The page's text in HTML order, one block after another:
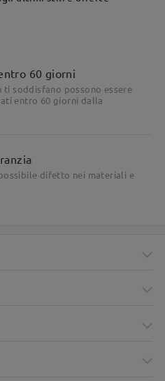
tutte le
60 giorni
ti soddisfano possono essere
entro 60 giorni dalla
difetto nei materiali e